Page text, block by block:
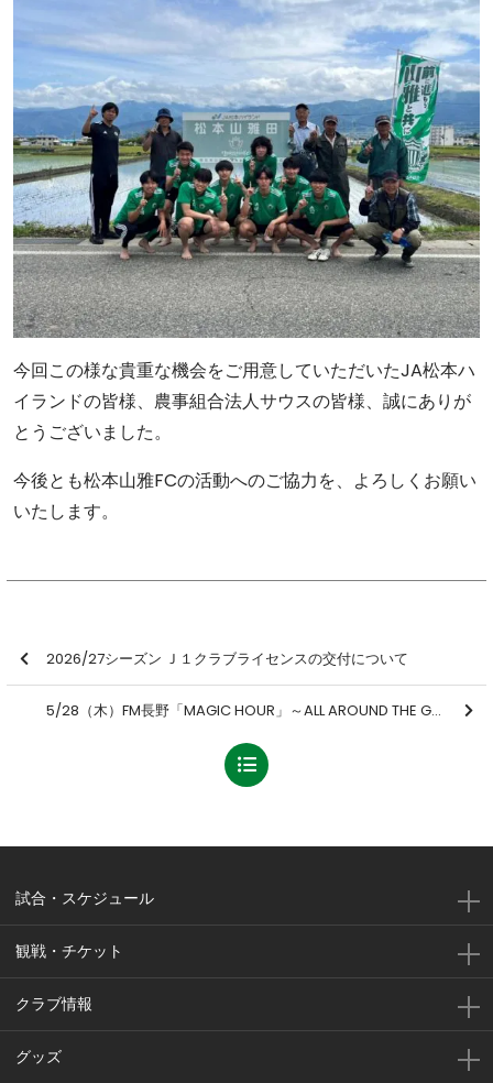
今回この様な貴重な機会をご用意していただいたJA松本ハ
イランドの皆様、農事組合法人サウスの皆様、誠にありが
とうございました。
今後とも松本山雅FCの活動へのご協力を、よろしくお願い
いたします。
2026/27シーズン Ｊ１クラブライセンスの交付について
5/28（木）FM長野「MAGIC HOUR」～ALL AROUND THE GANS～
試合・スケジュール
観戦・チケット
クラブ情報
グッズ